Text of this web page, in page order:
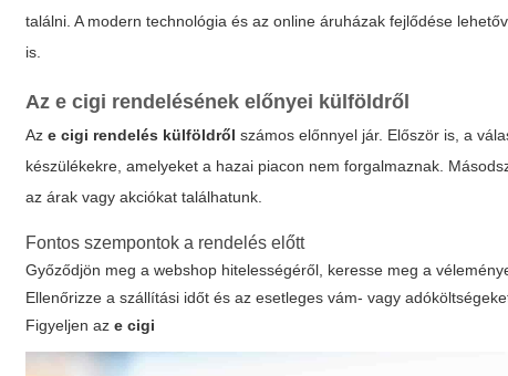
találni. A modern technológia és az online áruházak fejlődése
is.
Aze cigi rendelésének előnyei külföldről
Aze cigi rendelés külföldről számos előnnyel jár. Először is, a
készülékekre, amelyeket a hazai piacon nem forgalmaznak.
az árak vagy akciókat találhatunk.
Fontos szempontok a rendelés előtt
Győződjön meg a webshop hitelességéről, keresse meg a
Ellenőrizze a szállítási időt és az esetleges vám- vagy
Figyeljen aze cigi